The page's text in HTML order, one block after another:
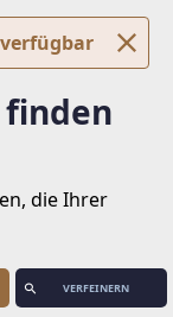
die Ihrer
VERFEINERN